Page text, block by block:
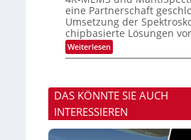
r
i
e
z
u
b
c
t
r
i
c
u
o
y
s
a
r
r
o
t
s
h
e
r
t
2
eine Partnerschaft
Umsetzung der
chipbasierte Lösungen
Weiterlesen:
P
t
n
e
r
DAS KÖNNTE SIE AUCH
INTERESSIEREN